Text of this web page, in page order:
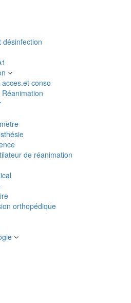
désinfection
conso
de réanimation
orthopédique